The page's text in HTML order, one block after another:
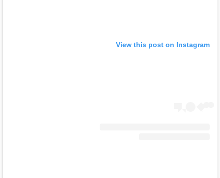
View this post on Instagram